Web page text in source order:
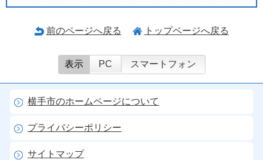
前のページへ戻る トップページへ戻る
表示 PC スマートフォン
横手市のホームページについて
プライバシーポリシー
サイトマップ